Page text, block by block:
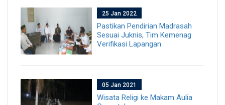
25 Jan 2022
Pastikan Pendirian Madrasah
Sesuai Juknis, Tim Kemenag
Verifikasi Lapangan
05 Jan 2021
Wisata Religi ke Makam Aulia